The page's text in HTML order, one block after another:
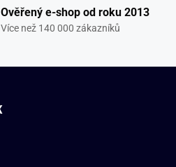
Ověřený e-shop od roku 2013
Více než 140 000 zákazníků